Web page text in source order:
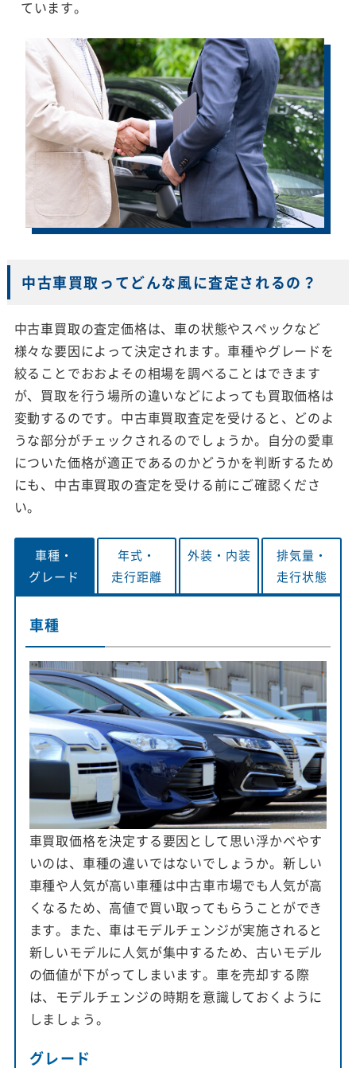
ています。
中古車買取ってどんな風に査定されるの？
中古車買取の査定価格は、車の状態やスペックなど
様々な要因によって決定されます。車種やグレードを
絞ることでおおよその相場を調べることはできます
が、買取を行う場所の違いなどによっても買取価格は
変動するのです。中古車買取査定を受けると、どのよ
うな部分がチェックされるのでしょうか。自分の愛車
についた価格が適正であるのかどうかを判断するため
にも、中古車買取の査定を受ける前にご確認くださ
い。
車種・
グレード
年式・
走行距離
外装・ 内装
排気量・
走行状態
車種
車買取価格を決定する要因として思い浮かべやす
いのは、車種の違いではないでしょうか。新しい
車種や人気が高い車種は中古車市場でも人気が高
くなるため、高値で買い取ってもらうことができ
ます。また、車はモデルチェンジが実施されると
新しいモデルに人気が集中するため、古いモデル
の価値が下がってしまいます。車を売却する際
は、モデルチェンジの時期を意識しておくように
しましょう。
グレード